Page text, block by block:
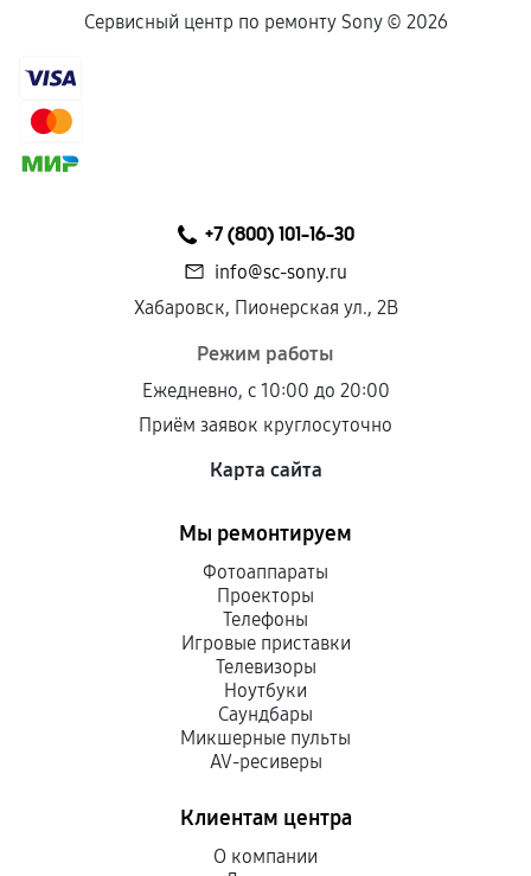
Сервисный центр по ремонту Sony © 2026
+7 (800) 101-16-30
info@sc-sony.ru
Хабаровск, Пионерская ул., 2В
Режим работы
Ежедневно, с 10:00 до 20:00
Приём заявок круглосуточно
Карта сайта
Мы ремонтируем
Фотоаппараты
Проекторы
Телефоны
Игровые приставки
Телевизоры
Ноутбуки
Саундбары
Микшерные пульты
AV-ресиверы
Клиентам центра
О компании